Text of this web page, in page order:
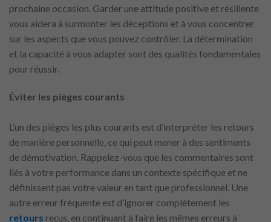
prochaine occasion. Garder une attitude positive et résiliente
vous aidera à surmonter les déceptions et à vous concentrer
sur les aspects que vous pouvez contrôler. La détermination
et la capacité à vous adapter sont des qualités fondamentales
pour réussir.
Éviter les pièges courants
L’un des pièges les plus courants est d’interpréter les retours
de manière personnelle, ce qui peut mener à des sentiments
de démotivation. Rappelez-vous que les commentaires sont
liés à votre performance dans un contexte spécifique et ne
définissent pas votre valeur en tant que professionnel. Une
autre erreur fréquente est d’ignorer complètement les
retours reçus, en continuant à faire les mêmes erreurs à